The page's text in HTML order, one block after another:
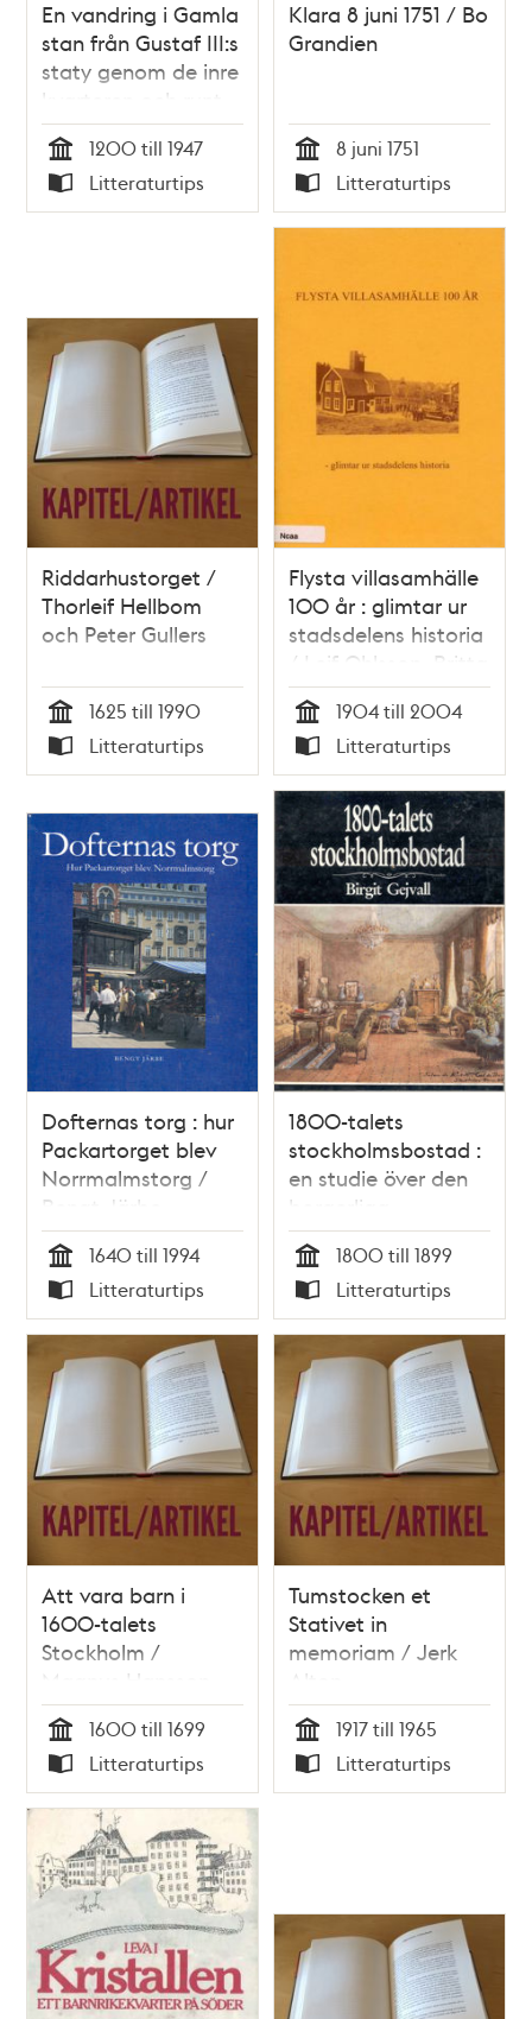
En vandring i Gamla
stan från Gustaf III:s
staty genom de inre
kvarteren och runt
Riddarholmen till
Kolmätargränd
Tid
1200 till 1947
Typ
Litteraturtips
Klara 8 juni 1751 / Bo
Grandien
Tid
8 juni 1751
Typ
Litteraturtips
Riddarhustorget /
Thorleif Hellbom
och Peter Gullers
Tid
1625 till 1990
Typ
Litteraturtips
Flysta villasamhälle
100 år : glimtar ur
stadsdelens historia
/ Leif Ohlsson, Britta
Peterson
Tid
1904 till 2004
Typ
Litteraturtips
Dofternas torg : hur
Packartorget blev
Norrmalmstorg /
Bengt Järbe
Tid
1640 till 1994
Typ
Litteraturtips
1800-talets
stockholmsbostad :
en studie över den
borgerliga
bostadens
planlösning i
hyreshusen / Birgit
Gejvall
Tid
1800 till 1899
Typ
Litteraturtips
Att vara barn i
1600-talets
Stockholm /
Magnus Hansson
Tid
1600 till 1699
Typ
Litteraturtips
Tumstocken et
Stativet in
memoriam / Jerk
Alton
Tid
1917 till 1965
Typ
Litteraturtips